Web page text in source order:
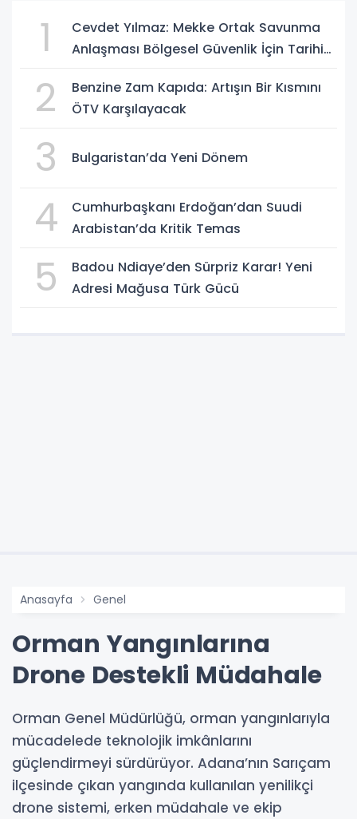
1
Cevdet Yılmaz: Mekke Ortak Savunma
Anlaşması Bölgesel Güvenlik İçin Tarihi
2
Benzine Zam Kapıda: Artışın Bir Kısmını
ÖTV Karşılayacak
3 Bulgaristan’da Yeni Dönem
4
Cumhurbaşkanı Erdoğan’dan Suudi
Arabistan’da Kritik Temas
5
Badou Ndiaye’den Sürpriz Karar! Yeni
Adresi Mağusa Türk Gücü
Anasayfa Genel
Orman Yangınlarına
Drone Destekli Müdahale
Orman Genel Müdürlüğü, orman yangınlarıyla
mücadelede teknolojik imkânlarını
güçlendirmeyi sürdürüyor. Adana’nın Sarıçam
ilçesinde çıkan yangında kullanılan yenilikçi
drone sistemi, erken müdahale ve ekip